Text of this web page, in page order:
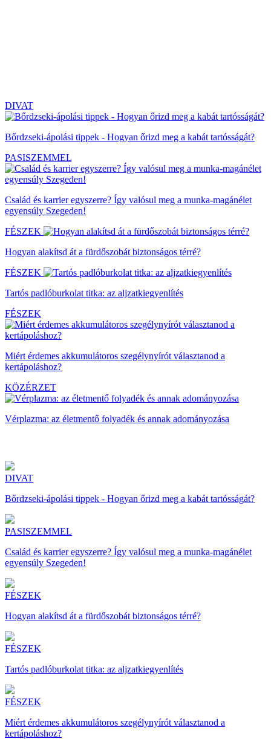
DIVAT
Bőrdzseki-ápolási tippek - Hogyan őrizd meg a kabát tartósságát?
PASISZEMMEL
Család és karrier egyszerre? Így valósul meg a munka-magánélet
egyensúly Szegeden!
FÉSZEK
Hogyan alakítsd át a fürdőszobát biztonságos térré?
FÉSZEK
Tartós padlóburkolat titka: az aljzatkiegyenlítés
FÉSZEK
Miért érdemes akkumulátoros szegélynyírót választanod a
kertápoláshoz?
KÖZÉRZET
Vérplazma: az életmentő folyadék és annak adományozása
DIVAT
Bőrdzseki-ápolási tippek - Hogyan őrizd meg a kabát tartósságát?
PASISZEMMEL
Család és karrier egyszerre? Így valósul meg a munka-magánélet
egyensúly Szegeden!
FÉSZEK
Hogyan alakítsd át a fürdőszobát biztonságos térré?
FÉSZEK
Tartós padlóburkolat titka: az aljzatkiegyenlítés
FÉSZEK
Miért érdemes akkumulátoros szegélynyírót választanod a
kertápoláshoz?